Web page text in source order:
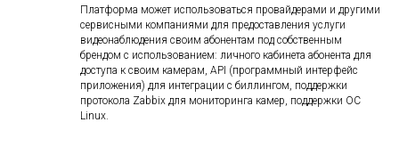
Платформа может использоваться провайдерами и другими
сервисными компаниями для предоставления услуги
видеонаблюдения своим абонентам под собственным
брендом с использованием: личного кабинета абонента для
доступа к своим камерам, API (программный интерфейс
приложения) для интеграции с биллингом, поддержки
протокола Zabbix для мониторинга камер, поддержки ОС
Linux.